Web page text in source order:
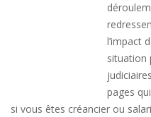
l’impact
situation
pages
si vous êtes créancier ou